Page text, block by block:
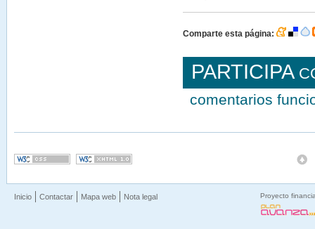
Comparte esta página:
PARTICIPA
comentarios
Inicio Contactar Mapa web Nota legal Proyecto